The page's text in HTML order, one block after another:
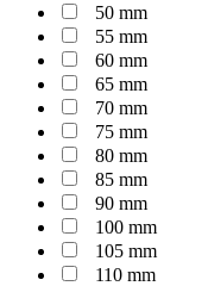
50 mm
55 mm
60 mm
65 mm
70 mm
75 mm
80 mm
85 mm
90 mm
100 mm
105 mm
110 mm